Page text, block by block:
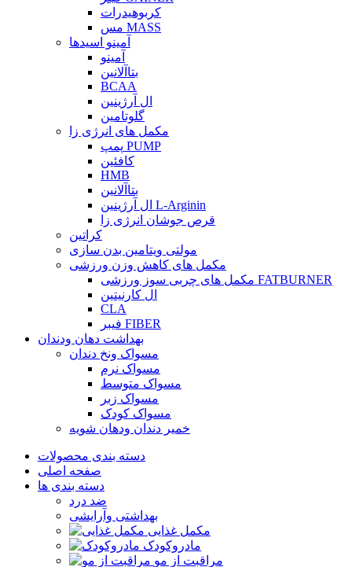
کربوهیدرات
مس MASS
آمینو اسیدها
آمینو
بتاآلانین
BCAA
ال آرژینین
گلوتامین
مکمل های انرژی زا
پمپ PUMP
کافئین
HMB
بتاآلانین
ال آرژینین L-Arginin
قرص جوشان انرژی زا
کراتین
مولتی ویتامین بدن سازی
مکمل های کاهش وزن ورزشی
مکمل های چربی سوز ورزشی FATBURNER
ال کارنیتین
CLA
فیبر FIBER
بهداشت دهان ودندان
مسواک ونخ دندان
مسواک نرم
مسواک متوسط
مسواک زبر
مسواک کودک
خمیر دندان ودهان شویه
دسته بندی محصولات
صفحه اصلی
دسته بندی ها
ضد درد
بهداشتی وآرایشی
مکمل غذایی
مادروکودک
مراقبت از مو